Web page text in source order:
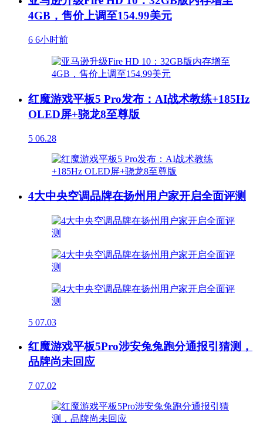
4GB，售价上调至154.99美元
6 6小时前
红魔游戏平板5 Pro发布：AI战术教练+185Hz
OLED屏+骁龙8至尊版
5 06.28
4大中央空调品牌在扬州用户家开启全面评测
5 07.03
红魔游戏平板5Pro涉安兔兔跑分通报引猜测，
品牌尚未回应
7 07.02